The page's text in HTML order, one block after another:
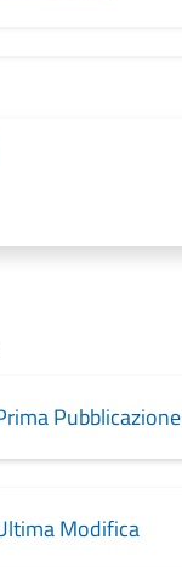
Pubblicazione
Modifica